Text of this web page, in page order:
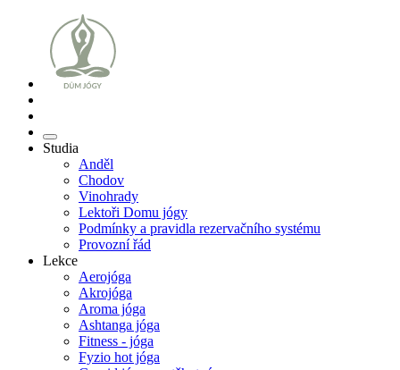
Studia
Anděl
Chodov
Vinohrady
Lektoři Domu jógy
Podmínky a pravidla rezervačního systému
Provozní řád
Lekce
Aerojóga
Akrojóga
Aroma jóga
Ashtanga jóga
Fitness - jóga
Fyzio hot jóga